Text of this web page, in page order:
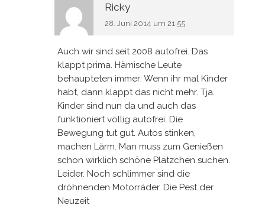
Ricky
28. Juni 2014 um 21:55
Auch wir sind seit 2008 autofrei. Das
klappt prima. Hämische Leute
behaupteten immer: Wenn ihr mal Kinder
habt, dann klappt das nicht mehr. Tja.
Kinder sind nun da und auch das
funktioniert völlig autofrei. Die
Bewegung tut gut. Autos stinken,
machen Lärm. Man muss zum Genießen
schon wirklich schöne Plätzchen suchen.
Leider. Noch schlimmer sind die
dröhnenden Motorräder. Die Pest der
Neuzeit